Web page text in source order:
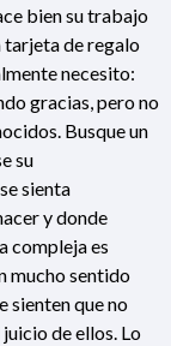
bien su trabajo
tarjeta de regalo
necesito:
gracias, pero no
Busque un
su
sienta
y donde
compleja es
mucho sentido
sienten que no
de ellos. Lo